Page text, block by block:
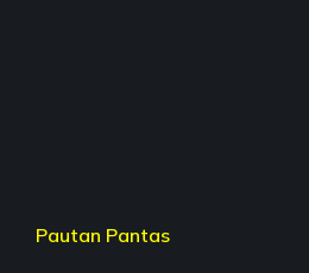
Pautan Pantas